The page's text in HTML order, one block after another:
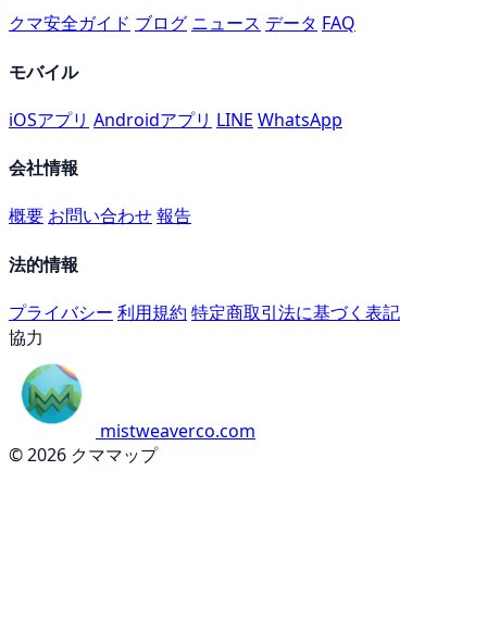
クマ安全ガイド ブログ ニュース データ FAQ
モバイル
iOSアプリ Androidアプリ LINE WhatsApp
会社情報
概要 お問い合わせ報告
法的情報
プライバシー 利用規約 特定商取引法に基づく表記
協力
mistweaverco.com
© 2026 クママップ